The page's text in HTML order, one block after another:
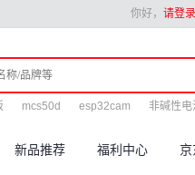
你好， 请登录
mcs50d esp32cam 非碱性电
新品推荐 福利中心